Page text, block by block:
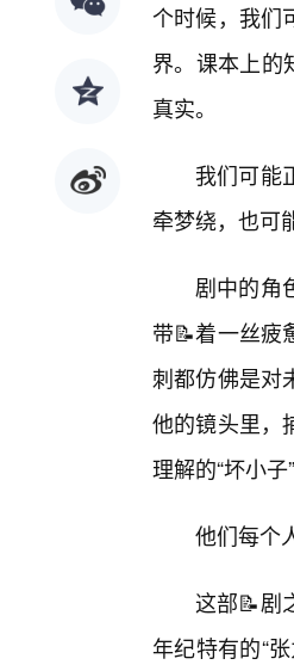
个时候，我们
界。课本上的
真实。
我们可能
牵梦绕，也可
剧中的角
带📝着一丝疲
刺都仿佛是对
他的镜头里，
理解的“坏小
他们每个
这部📝剧
年纪特有的“